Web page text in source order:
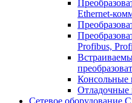
Ethernet-
Profibus,
Консольные
Отладочные
Сетевое оборудование